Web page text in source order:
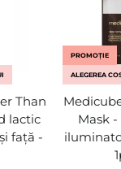
Than
lactic
față -
PROMOȚIE
ALEGEREA
Mask